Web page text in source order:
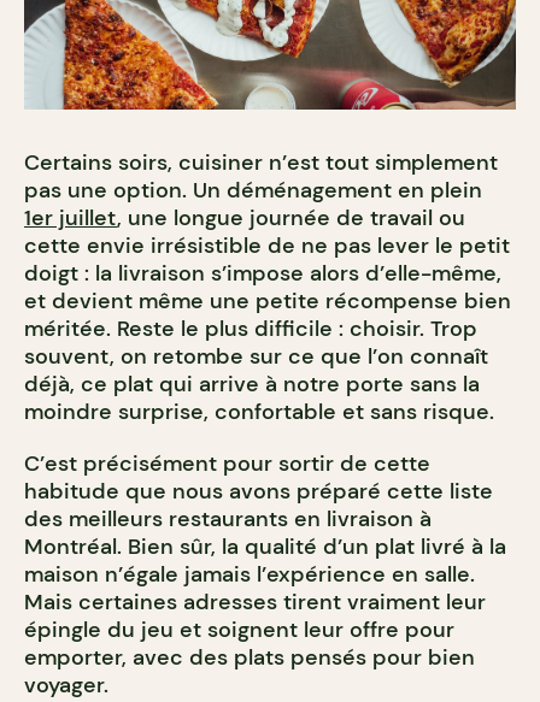
Certains soirs, cuisiner n’est tout simplement
pas une option. Un déménagement en plein
1er juillet, une longue journée de travail ou
cette envie irrésistible de ne pas lever le petit
doigt : la livraison s’impose alors d’elle-même,
et devient même une petite récompense bien
méritée. Reste le plus difficile : choisir. Trop
souvent, on retombe sur ce que l’on connaît
déjà, ce plat qui arrive à notre porte sans la
moindre surprise, confortable et sans risque.
C’est précisément pour sortir de cette
habitude que nous avons préparé cette liste
des meilleurs restaurants en livraison à
Montréal. Bien sûr, la qualité d’un plat livré à la
maison n’égale jamais l’expérience en salle.
Mais certaines adresses tirent vraiment leur
épingle du jeu et soignent leur offre pour
emporter, avec des plats pensés pour bien
voyager.